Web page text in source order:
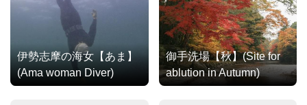
伊勢志摩の海女【あま】
(Ama woman Diver)
御手洗場【秋】(Site for
ablution in Autumn)